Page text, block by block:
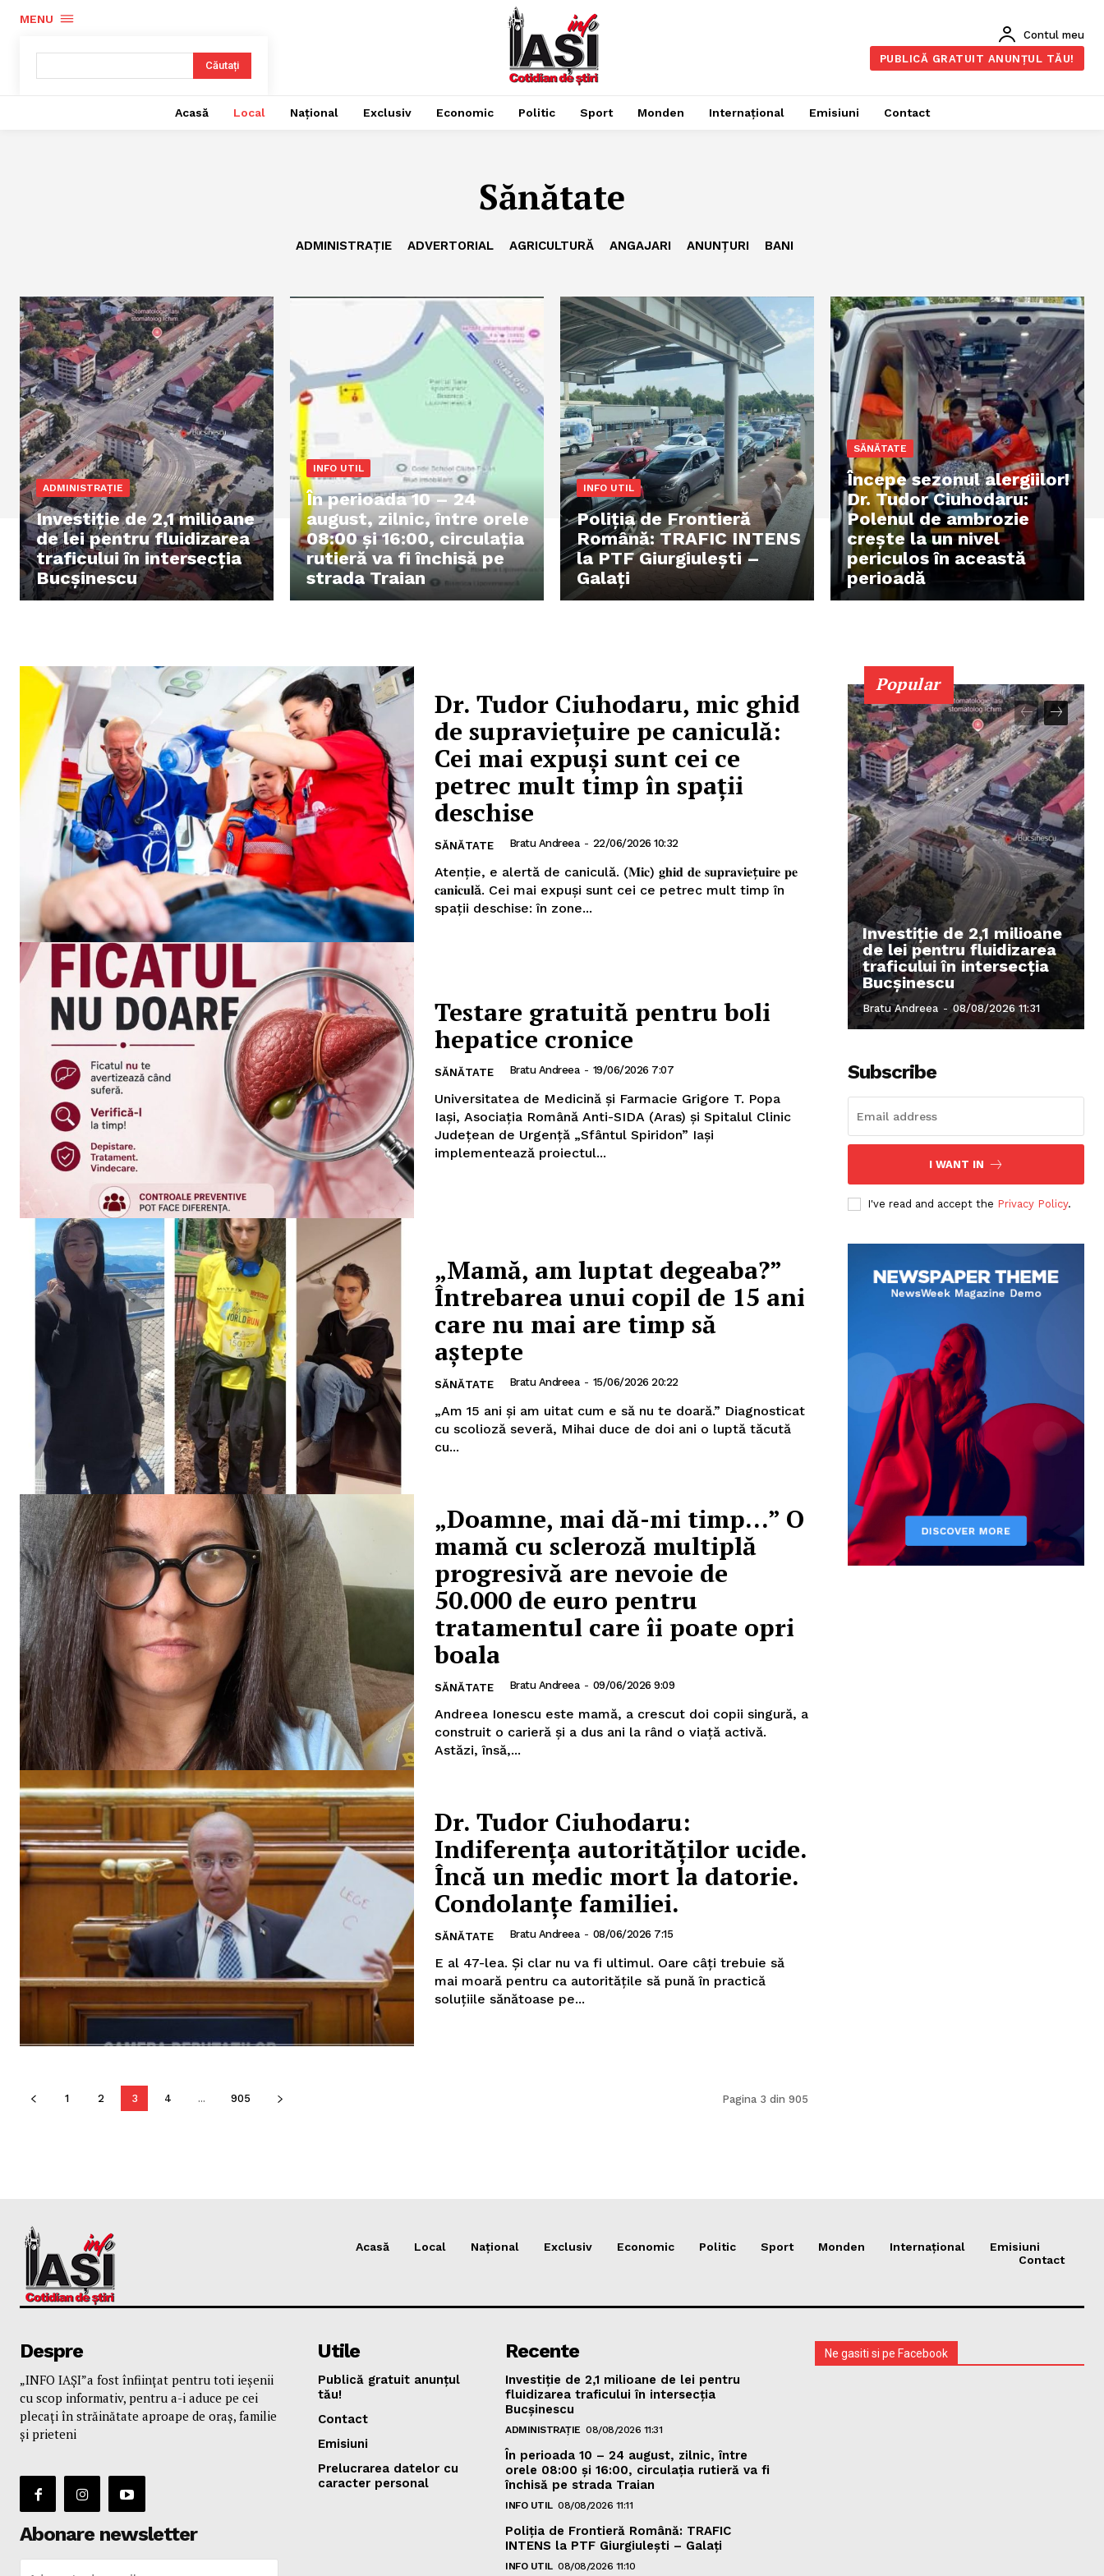
INFO IAȘI
PUBLICĂ GRATUIT ANUNȚUL
Utile
Emisiuni
MENU
Căutați
Contul meu
PUBLICĂ GRATUIT ANUNȚUL TĂU!
Acasă Local Național Exclusiv Economic Politic Sport Monden Internațional Emisiuni Contact
Sănătate
ADMINISTRAȚIE ADVERTORIAL AGRICULTURĂ ANGAJARI ANUNȚURI BANI
ADMINISTRAȚIE
Investiție de 2,1 milioane
de lei pentru fluidizarea
traficului în intersecția
Bucșinescu
INFO UTIL
În perioada 10 – 24
august, zilnic, între orele
08:00 și 16:00, circulația
rutieră va fi închisă pe
strada Traian
INFO UTIL
Poliţia de Frontieră
Română: TRAFIC INTENS
la PTF Giurgiulești –
Galați
SĂNĂTATE
Începe sezonul alergiilor!
Dr. Tudor Ciuhodaru:
Polenul de ambrozie
crește la un nivel
periculos în această
perioadă
Dr. Tudor Ciuhodaru, mic ghid
de supraviețuire pe caniculă:
Cei mai expuşi sunt cei ce
petrec mult timp în spaţii
deschise
SĂNĂTATE Bratu Andreea - 22/06/2026 10:32
Atenție, e alertă de caniculă. (𝐌𝐢𝐜) 𝐠𝐡𝐢𝐝 𝐝𝐞 𝐬𝐮𝐩𝐫𝐚𝐯𝐢𝐞ţ𝐮𝐢𝐫𝐞 𝐩𝐞
𝐜𝐚𝐧𝐢𝐜𝐮𝐥ă. Cei mai expuşi sunt cei ce petrec mult timp în
spaţii deschise: în zone...
Testare gratuită pentru boli
hepatice cronice
SĂNĂTATE Bratu Andreea - 19/06/2026 7:07
Universitatea de Medicină și Farmacie Grigore T. Popa
Iași, Asociația Română Anti-SIDA (Aras) și Spitalul Clinic
Județean de Urgență „Sfântul Spiridon” Iași
implementează proiectul...
„Mamă, am luptat degeaba?”
Întrebarea unui copil de 15 ani
care nu mai are timp să
aștepte
SĂNĂTATE Bratu Andreea - 15/06/2026 20:22
„Am 15 ani și am uitat cum e să nu te doară.” Diagnosticat
cu scolioză severă, Mihai duce de doi ani o luptă tăcută
cu...
„Doamne, mai dă-mi timp…” O
mamă cu scleroză multiplă
progresivă are nevoie de
50.000 de euro pentru
tratamentul care îi poate opri
boala
SĂNĂTATE Bratu Andreea - 09/06/2026 9:09
Andreea Ionescu este mamă, a crescut doi copii singură, a
construit o carieră și a dus ani la rând o viață activă.
Astăzi, însă,...
Dr. Tudor Ciuhodaru:
Indiferența autorităților ucide.
Încă un medic mort la datorie.
Condolanțe familiei.
SĂNĂTATE Bratu Andreea - 08/06/2026 7:15
E al 47-lea. Și clar nu va fi ultimul. Oare câți trebuie să
mai moară pentru ca autoritățile să pună în practică
soluțiile sănătoase pe...
1 2 3 4 ... 905 Pagina 3 din 905
Popular
Investiție de 2,1 milioane
de lei pentru fluidizarea
traficului în intersecția
Bucșinescu
Bratu Andreea - 08/08/2026 11:31
Subscribe
I WANT IN
I've read and accept the Privacy Policy.
Acasă Local Național Exclusiv Economic Politic Sport Monden Internațional
Emisiuni
Contact
Despre
„INFO IAȘI”a fost înfiinţat pentru toti ieşenii
cu scop informativ, pentru a-i aduce pe cei
plecaţi în străinătate aproape de oraş, familie
și prieteni
Abonare newsletter
Utile
Publică gratuit anunțul
tău!
Contact
Emisiuni
Prelucrarea datelor cu
caracter personal
Recente
Investiție de 2,1 milioane de lei pentru
fluidizarea traficului în intersecția
Bucșinescu
ADMINISTRAȚIE 08/08/2026 11:31
În perioada 10 – 24 august, zilnic, între
orele 08:00 și 16:00, circulația rutieră va fi
închisă pe strada Traian
INFO UTIL 08/08/2026 11:11
Poliţia de Frontieră Română: TRAFIC
INTENS la PTF Giurgiulești – Galați
INFO UTIL 08/08/2026 11:10
Ne gasiti si pe Facebook